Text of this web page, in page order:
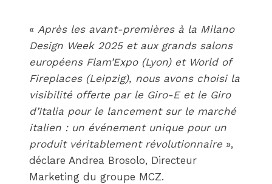
«Après les avant-premières à la Milano
Design Week 2025 et aux grands salons
européens Flam’Expo (Lyon) et World of
Fireplaces (Leipzig), nous avons choisi la
visibilité offerte par le Giro-E et le Giro
d’Italia pour le lancement sur le marché
italien : un événement unique pour un
produit véritablement révolutionnaire »,
déclare Andrea Brosolo, Directeur
Marketing du groupe MCZ.